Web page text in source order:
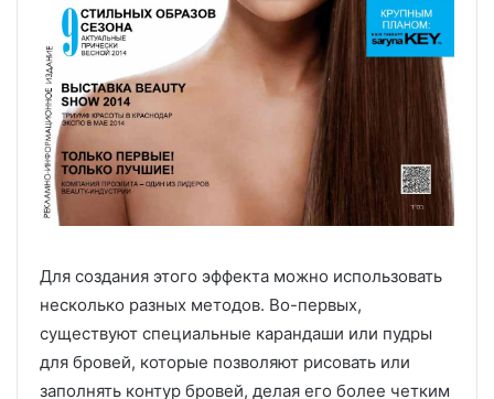
Для создания этого эффекта можно использовать
несколько разных методов. Во-первых,
существуют специальные карандаши или пудры
для бровей, которые позволяют рисовать или
заполнять контур бровей, делая его более четким